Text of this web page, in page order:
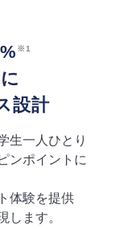
※1
設計
生一人ひとり
ンポイントに
体験を提供
します。